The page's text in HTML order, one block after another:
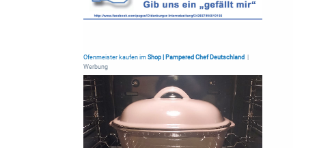
Ofenmeister kaufen im Shop | Pampered Chef Deutschland
Werbung